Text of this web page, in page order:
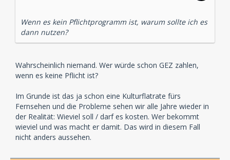
Wenn es kein Pflichtprogramm ist, warum sollte ich es
dann nutzen?
Wahrscheinlich niemand. Wer würde schon GEZ zahlen,
wenn es keine Pflicht ist?
Im Grunde ist das ja schon eine Kulturflatrate fürs
Fernsehen und die Probleme sehen wir alle Jahre wieder in
der Realität: Wieviel soll / darf es kosten. Wer bekommt
wieviel und was macht er damit. Das wird in diesem Fall
nicht anders aussehen.